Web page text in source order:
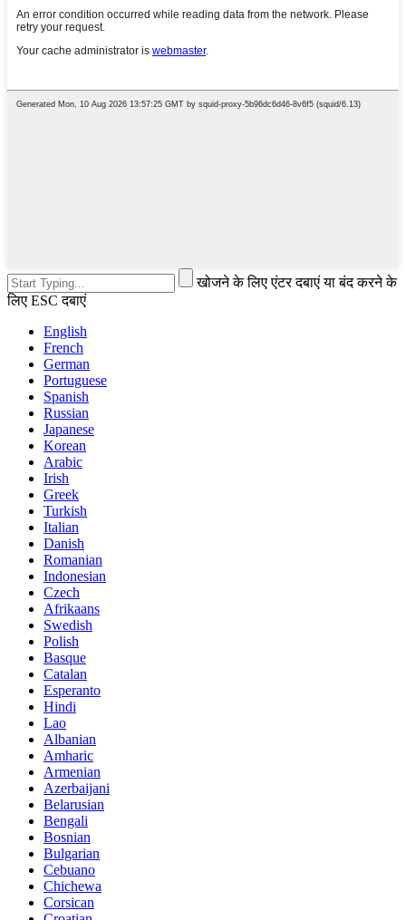
खोजने के लिए एंटर दबाएं या बंद करने के
लिए ESC दबाएं
English
French
German
Portuguese
Spanish
Russian
Japanese
Korean
Arabic
Irish
Greek
Turkish
Italian
Danish
Romanian
Indonesian
Czech
Afrikaans
Swedish
Polish
Basque
Catalan
Esperanto
Hindi
Lao
Albanian
Amharic
Armenian
Azerbaijani
Belarusian
Bengali
Bosnian
Bulgarian
Cebuano
Chichewa
Corsican